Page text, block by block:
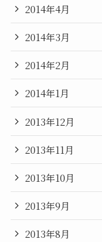
2014年4月
2014年3月
2014年2月
2014年1月
2013年12月
2013年11月
2013年10月
2013年9月
2013年8月